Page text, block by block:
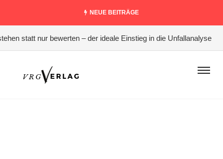
NEUE BEITRÄGE
statt nur bewerten – der ideale Einstieg in die Unfallanalyse